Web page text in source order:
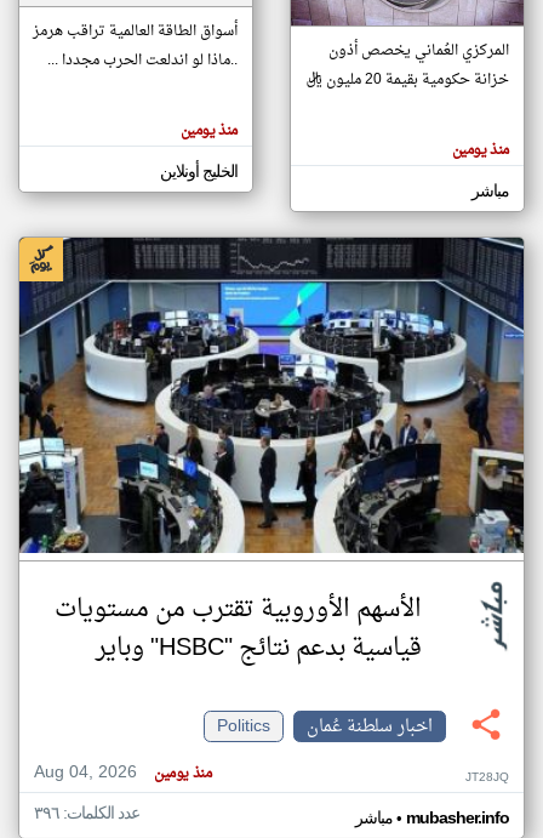
مصادر الأخبار من سلطنة عُمان
اخبار سلطنة عُمان على مدار الساعة
أهم اخبار سلطنة عُمان العاجلة والمباشرة
الموجوده
هنا عن
وجهة
كاتبيها.
المركزي العُماني يخصص أذون
خزانة حكومية بقيمة 20 مليون ريال
منذ يومين
مباشر
أسواق الطاقة العالمية تراقب هرمز
..ماذا لو اندلعت الحرب مجددا ...
منذ يومين
الخليج أونلاين
الأسهم الأوروبية تقترب من مستويات
قياسية بدعم نتائج "HSBC" وباير
اخبار سلطنة عُمان
Politics
Aug 04, 2026
منذ يومين JT28JQ
مباشر• mubasher.info عدد الكلمات: ٣٩٦
klyoum.com